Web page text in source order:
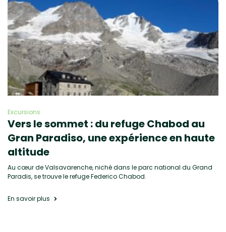
Excursions
Vers le sommet : du refuge Chabod au
Gran Paradiso, une expérience en haute
altitude
Au cœur de Valsavarenche, niché dans le parc national du Grand
Paradis, se trouve le refuge Federico Chabod.
En savoir plus